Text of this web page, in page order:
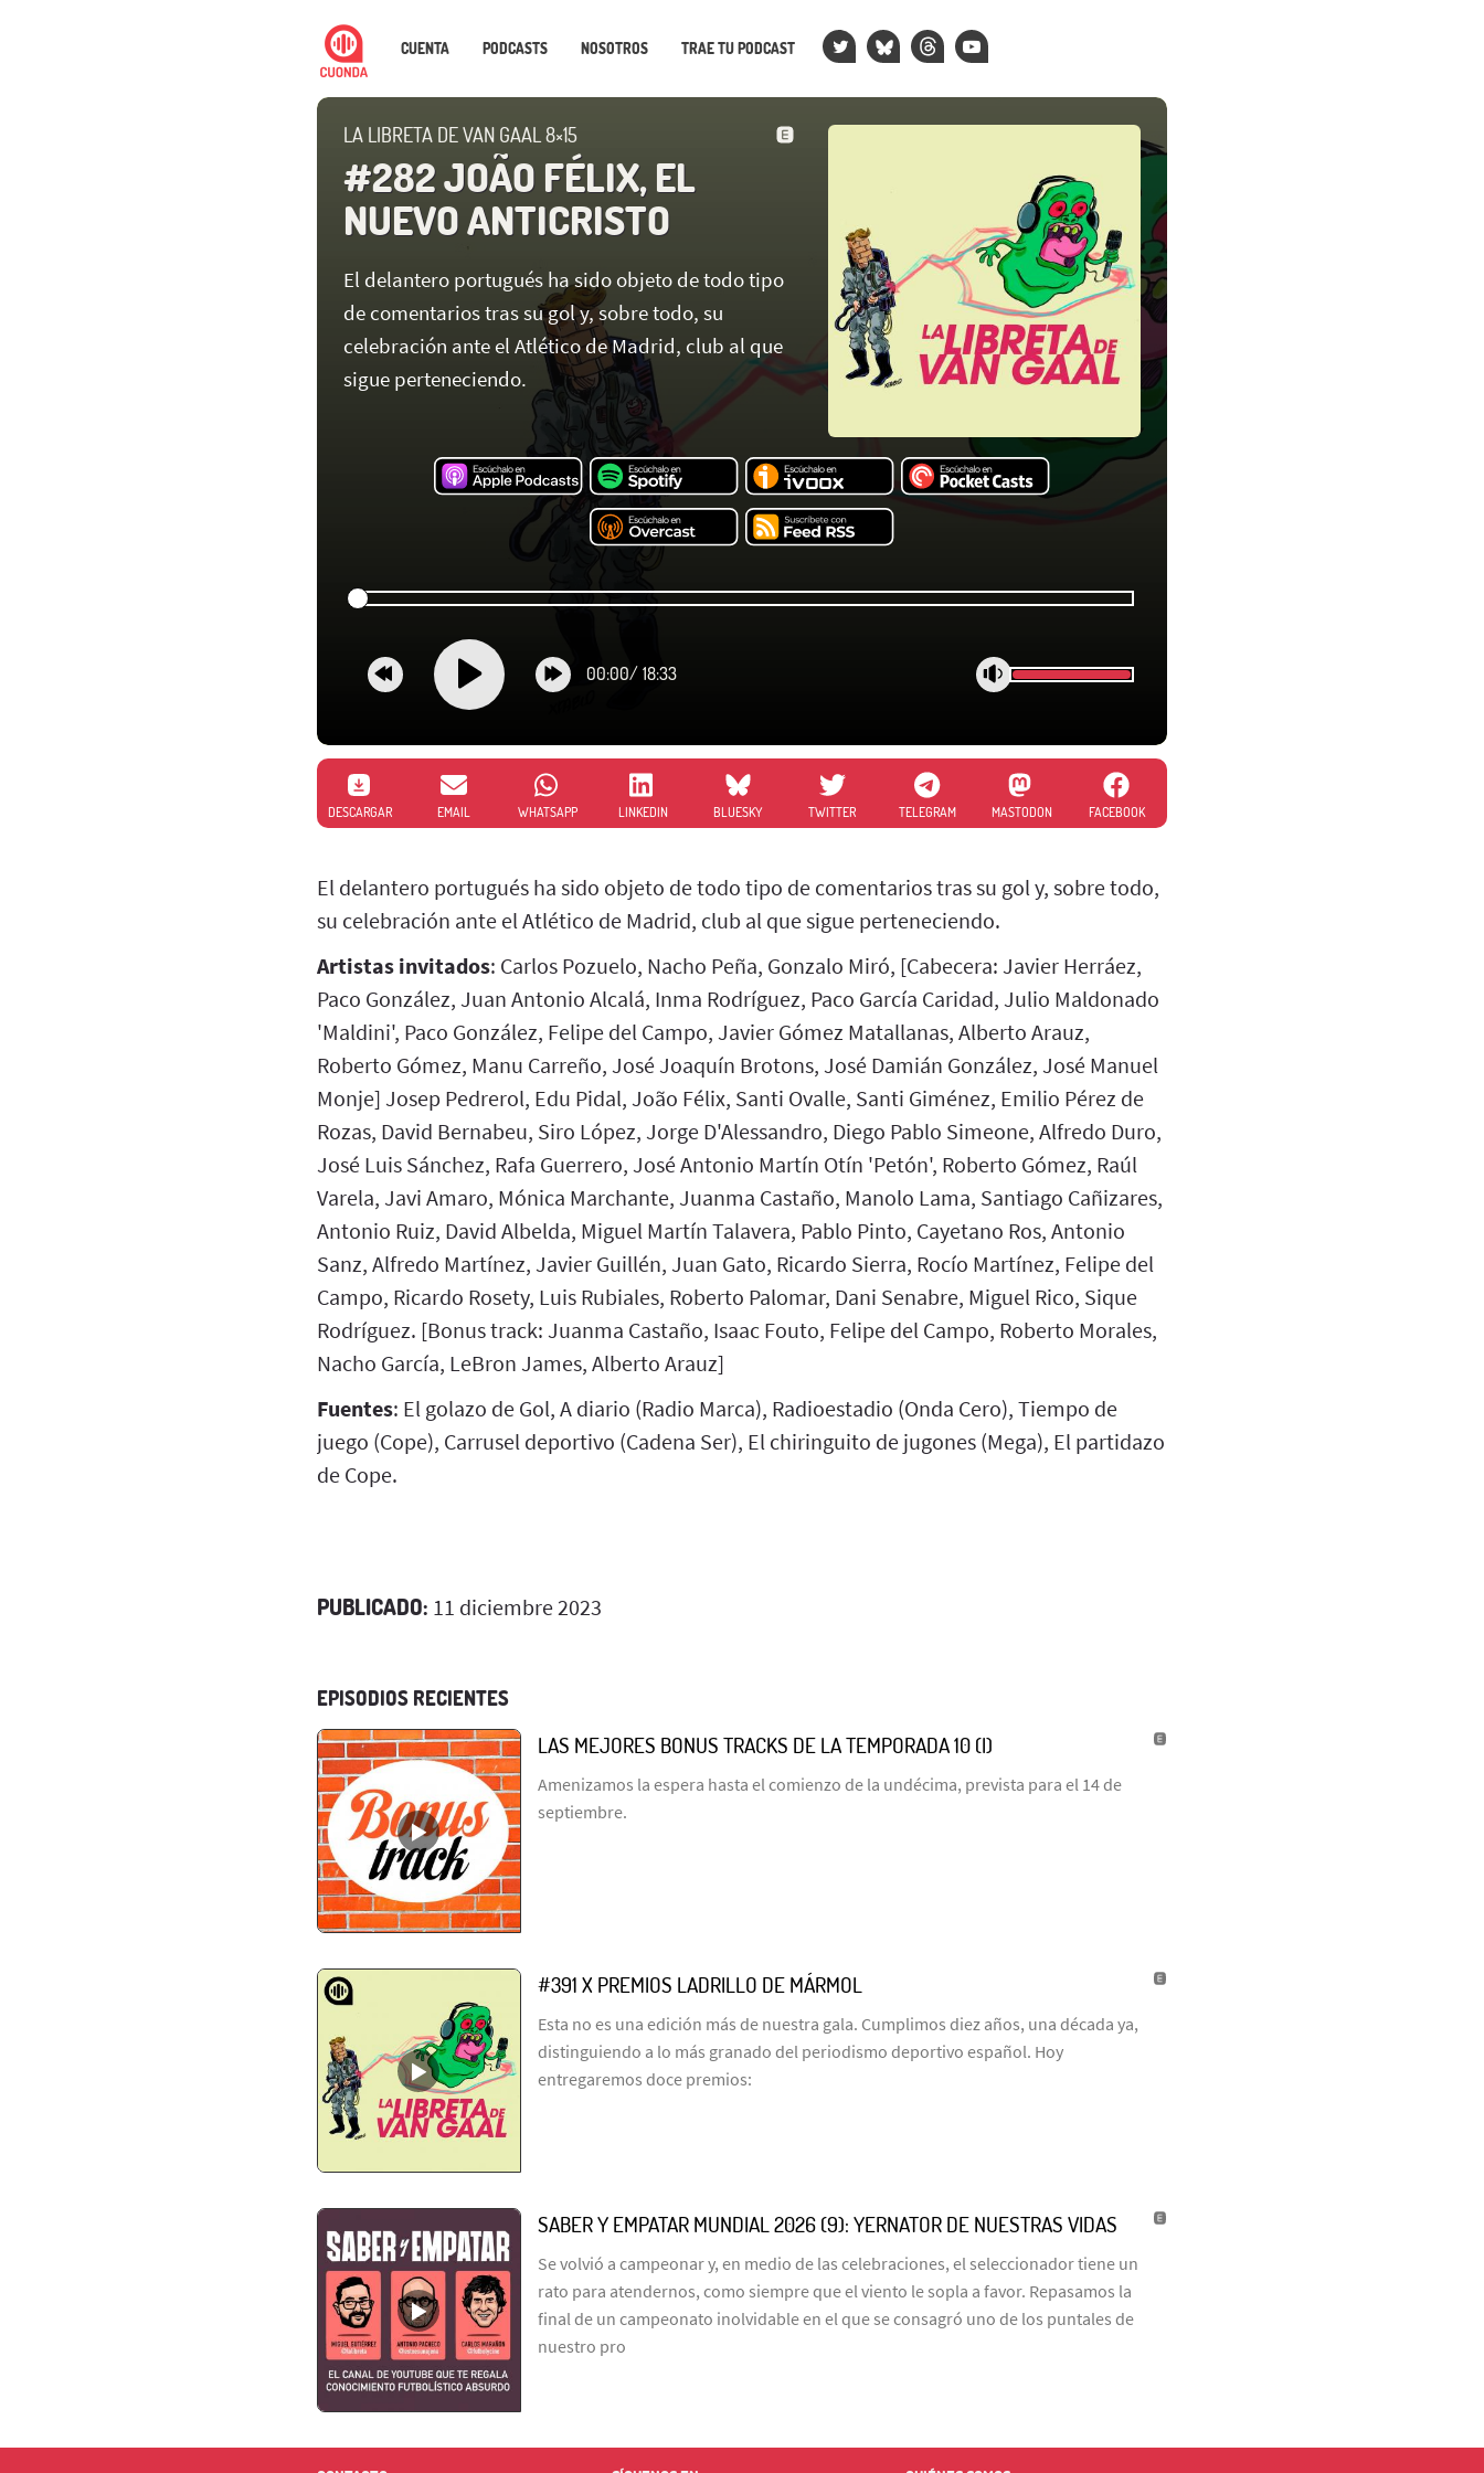
CUENTA PODCASTS NOSOTROS TRAE TU PODCAST
LA LIBRETA DE VAN GAAL 8×15
#282 JOÃO FÉLIX, EL
NUEVO ANTICRISTO
El delantero portugués ha sido objeto de todo tipo
de comentarios tras su gol y, sobre todo, su
celebración ante el Atlético de Madrid, club al que
sigue perteneciendo.
00:00/ 18:33
DESCARGAR EMAIL WHATSAPP LINKEDIN BLUESKY TWITTER TELEGRAM MASTODON FACEBOOK
El delantero portugués ha sido objeto de todo tipo de comentarios tras su gol y, sobre todo,
su celebración ante el Atlético de Madrid, club al que sigue perteneciendo.
Artistas invitados: Carlos Pozuelo, Nacho Peña, Gonzalo Miró, [Cabecera: Javier Herráez,
Paco González, Juan Antonio Alcalá, Inma Rodríguez, Paco García Caridad, Julio Maldonado
'Maldini', Paco González, Felipe del Campo, Javier Gómez Matallanas, Alberto Arauz,
Roberto Gómez, Manu Carreño, José Joaquín Brotons, José Damián González, José Manuel
Monje] Josep Pedrerol, Edu Pidal, João Félix, Santi Ovalle, Santi Giménez, Emilio Pérez de
Rozas, David Bernabeu, Siro López, Jorge D'Alessandro, Diego Pablo Simeone, Alfredo Duro,
José Luis Sánchez, Rafa Guerrero, José Antonio Martín Otín 'Petón', Roberto Gómez, Raúl
Varela, Javi Amaro, Mónica Marchante, Juanma Castaño, Manolo Lama, Santiago Cañizares,
Antonio Ruiz, David Albelda, Miguel Martín Talavera, Pablo Pinto, Cayetano Ros, Antonio
Sanz, Alfredo Martínez, Javier Guillén, Juan Gato, Ricardo Sierra, Rocío Martínez, Felipe del
Campo, Ricardo Rosety, Luis Rubiales, Roberto Palomar, Dani Senabre, Miguel Rico, Sique
Rodríguez. [Bonus track: Juanma Castaño, Isaac Fouto, Felipe del Campo, Roberto Morales,
Nacho García, LeBron James, Alberto Arauz]
Fuentes: El golazo de Gol, A diario (Radio Marca), Radioestadio (Onda Cero), Tiempo de
juego (Cope), Carrusel deportivo (Cadena Ser), El chiringuito de jugones (Mega), El partidazo
de Cope.
PUBLICADO: 11 diciembre 2023
EPISODIOS RECIENTES
LAS MEJORES BONUS TRACKS DE LA TEMPORADA 10 (I)
Amenizamos la espera hasta el comienzo de la undécima, prevista para el 14 de
septiembre.
#391 X PREMIOS LADRILLO DE MÁRMOL
Esta no es una edición más de nuestra gala. Cumplimos diez años, una década ya,
distinguiendo a lo más granado del periodismo deportivo español. Hoy
entregaremos doce premios:
SABER Y EMPATAR MUNDIAL 2026 (9): YERNATOR DE NUESTRAS VIDAS
Se volvió a campeonar y, en medio de las celebraciones, el seleccionador tiene un
rato para atendernos, como siempre que el viento le sopla a favor. Repasamos la
final de un campeonato inolvidable en el que se consagró uno de los puntales de
nuestro pro